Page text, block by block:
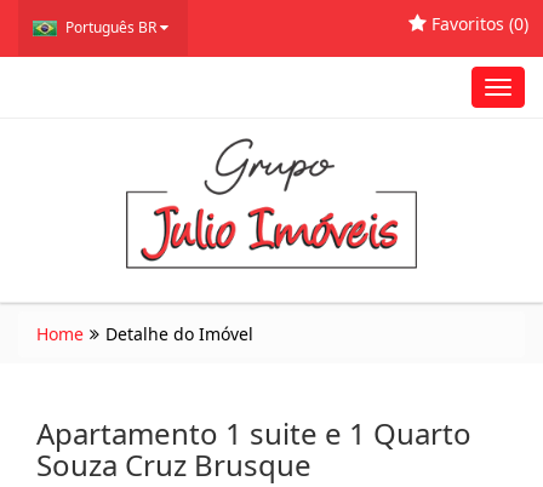
Português BR Favoritos (0)
Home Detalhe do Imóvel
Apartamento 1 suite e 1 Quarto
Souza Cruz Brusque